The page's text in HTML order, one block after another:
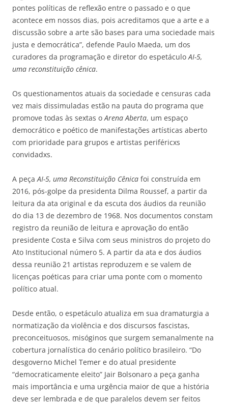
pontes políticas de reflexão entre o passado e o que
acontece em nossos dias, pois acreditamos que a arte e a
discussão sobre a arte são bases para uma sociedade mais
justa e democrática”, defende Paulo Maeda, um dos
curadores da programação e diretor do espetáculo AI-5,
uma reconstituição cênica.
Os questionamentos atuais da sociedade e censuras cada
vez mais dissimuladas estão na pauta do programa que
promove todas às sextas o Arena Aberta, um espaço
democrático e poético de manifestações artísticas aberto
com prioridade para grupos e artistas periféricxs
convidadxs.
A peça AI-5, uma Reconstituição Cênica foi construída em
2016, pós-golpe da presidenta Dilma Roussef, a partir da
leitura da ata original e da escuta dos áudios da reunião
do dia 13 de dezembro de 1968. Nos documentos constam
registro da reunião de leitura e aprovação do então
presidente Costa e Silva com seus ministros do projeto do
Ato Institucional número 5. A partir da ata e dos áudios
dessa reunião 21 artistas reproduzem e se valem de
licenças poéticas para criar uma ponte com o momento
político atual.
Desde então, o espetáculo atualiza em sua dramaturgia a
normatização da violência e dos discursos fascistas,
preconceituosos, misóginos que surgem semanalmente na
cobertura jornalística do cenário político brasileiro. “Do
desgoverno Michel Temer e do atual presidente
“democraticamente eleito” Jair Bolsonaro a peça ganha
mais importância e uma urgência maior de que a história
deve ser lembrada e de que paralelos devem ser feitos